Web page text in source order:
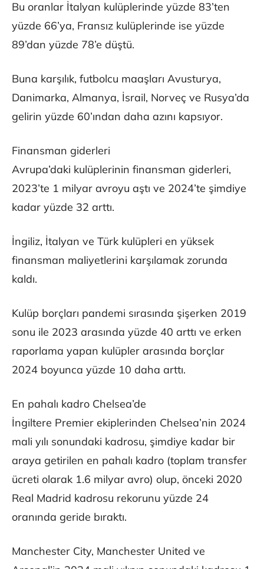
Bu oranlar İtalyan kulüplerinde yüzde 83’ten
yüzde 66’ya, Fransız kulüplerinde ise yüzde
89’dan yüzde 78’e düştü.
Buna karşılık, futbolcu maaşları Avusturya,
Danimarka, Almanya, İsrail, Norveç ve Rusya’da
gelirin yüzde 60’ından daha azını kapsıyor.
Finansman giderleri
Avrupa’daki kulüplerinin finansman giderleri,
2023’te 1 milyar avroyu aştı ve 2024’te şimdiye
kadar yüzde 32 arttı.
İngiliz, İtalyan ve Türk kulüpleri en yüksek
finansman maliyetlerini karşılamak zorunda
kaldı.
Kulüp borçları pandemi sırasında şişerken 2019
sonu ile 2023 arasında yüzde 40 arttı ve erken
raporlama yapan kulüpler arasında borçlar
2024 boyunca yüzde 10 daha arttı.
En pahalı kadro Chelsea’de
İngiltere Premier ekiplerinden Chelsea’nin 2024
mali yılı sonundaki kadrosu, şimdiye kadar bir
araya getirilen en pahalı kadro (toplam transfer
ücreti olarak 1.6 milyar avro) olup, önceki 2020
Real Madrid kadrosu rekorunu yüzde 24
oranında geride bıraktı.
Manchester City, Manchester United ve